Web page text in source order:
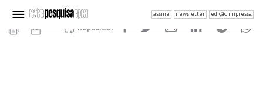
assine newsletter edição impressa
Republicar